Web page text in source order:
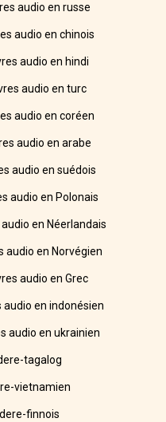
audio en russe
audio en chinois
audio en hindi
audio en turc
audio en coréen
audio en arabe
audio en suédois
audio en Polonais
en Néerlandais
audio en Norvégien
audio en Grec
en indonésien
audio en ukrainien
tagalog
vietnamien
finnois